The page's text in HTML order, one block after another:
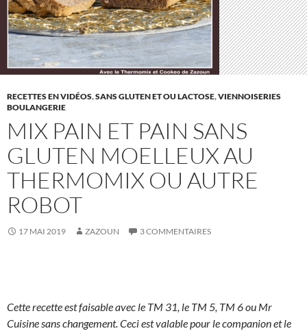
RECETTES EN VIDÉOS,SANS GLUTEN ET OU LACTOSE,VIENNOISERIES
BOULANGERIE
MIX PAIN ET PAIN SANS
GLUTEN MOELLEUX AU
THERMOMIX OU AUTRE
ROBOT
17 MAI 2019 ZAZOUN 3 COMMENTAIRES
Cette recette est faisable avec le TM 31, le TM 5, TM 6 ou Mr
Cuisine sans changement. Ceci est valable pour le companion et le